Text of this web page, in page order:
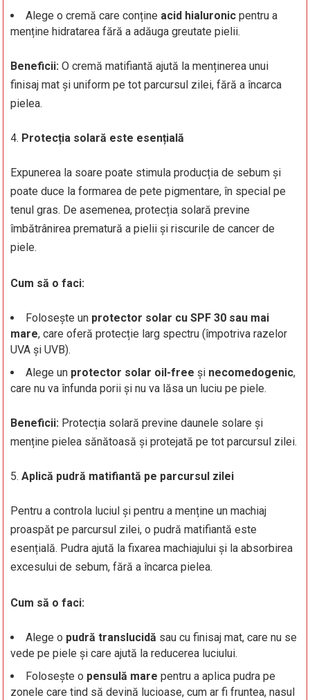
Alege o cremă care conține acid hialuronic pentru a
menține hidratarea fără a adăuga greutate pielii.
Beneficii: O cremă matifiantă ajută la menținerea unui
finisaj mat și uniform pe tot parcursul zilei, fără a încarca
pielea.
Protecția solară este esențială
Expunerea la soare poate stimula producția de sebum și
poate duce la formarea de pete pigmentare, în special pe
tenul gras. De asemenea, protecția solară previne
îmbătrânirea prematură a pielii și riscurile de cancer de
piele.
Cum să o faci:
Folosește un protector solar cu SPF 30 sau mai
mare, care oferă protecție larg spectru (împotriva razelor
UVA și UVB).
Alege un protector solar oil-free și necomedogenic,
care nu va înfunda porii și nu va lăsa un luciu pe piele.
Beneficii: Protecția solară previne daunele solare și
menține pielea sănătoasă și protejată pe tot parcursul zilei.
Aplică pudră matifiantă pe parcursul zilei
Pentru a controla luciul și pentru a menține un machiaj
proaspăt pe parcursul zilei, o pudră matifiantă este
esențială. Pudra ajută la fixarea machiajului și la absorbirea
excesului de sebum, fără a încarca pielea.
Cum să o faci:
Alege o pudră translucidă sau cu finisaj mat, care nu se
vede pe piele și care ajută la reducerea luciului.
Folosește o pensulă mare pentru a aplica pudra pe
zonele care tind să devină lucioase, cum ar fi fruntea, nasul